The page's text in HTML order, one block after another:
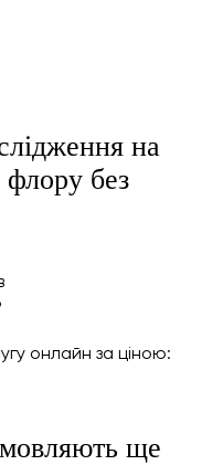
на
без
онлайн за ціною:
ще